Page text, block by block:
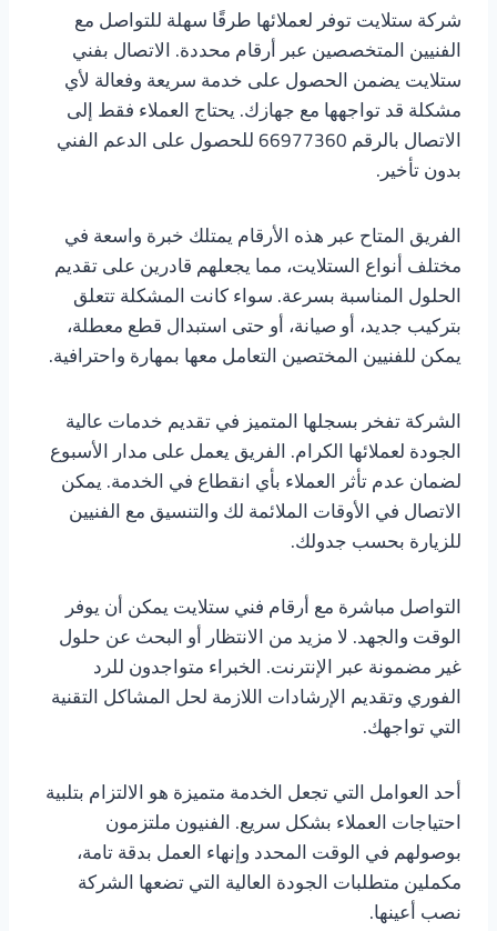
شركة ستلايت توفر لعملائها طرقًا سهلة للتواصل مع
الفنيين المتخصصين عبر أرقام محددة. الاتصال بفني
ستلايت يضمن الحصول على خدمة سريعة وفعالة لأي
مشكلة قد تواجهها مع جهازك. يحتاج العملاء فقط إلى
الاتصال بالرقم 66977360 للحصول على الدعم الفني
بدون تأخير.
الفريق المتاح عبر هذه الأرقام يمتلك خبرة واسعة في
مختلف أنواع الستلايت، مما يجعلهم قادرين على تقديم
الحلول المناسبة بسرعة. سواء كانت المشكلة تتعلق
بتركيب جديد، أو صيانة، أو حتى استبدال قطع معطلة،
يمكن للفنيين المختصين التعامل معها بمهارة واحترافية.
الشركة تفخر بسجلها المتميز في تقديم خدمات عالية
الجودة لعملائها الكرام. الفريق يعمل على مدار الأسبوع
لضمان عدم تأثر العملاء بأي انقطاع في الخدمة. يمكن
الاتصال في الأوقات الملائمة لك والتنسيق مع الفنيين
للزيارة بحسب جدولك.
التواصل مباشرة مع أرقام فني ستلايت يمكن أن يوفر
الوقت والجهد. لا مزيد من الانتظار أو البحث عن حلول
غير مضمونة عبر الإنترنت. الخبراء متواجدون للرد
الفوري وتقديم الإرشادات اللازمة لحل المشاكل التقنية
التي تواجهك.
أحد العوامل التي تجعل الخدمة متميزة هو الالتزام بتلبية
احتياجات العملاء بشكل سريع. الفنيون ملتزمون
بوصولهم في الوقت المحدد وإنهاء العمل بدقة تامة،
مكملين متطلبات الجودة العالية التي تضعها الشركة
نصب أعينها.